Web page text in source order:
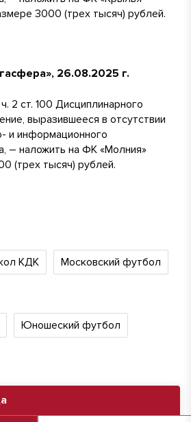
3000 (трех тысяч) рублей.
26.08.2025 г.
2 ст. 100 Дисциплинарного
выразившееся в отсутствии
и информационного
– наложить на ФК «Молния»
(трех тысяч) рублей.
КДК Московский футбол
Юношеский футбол